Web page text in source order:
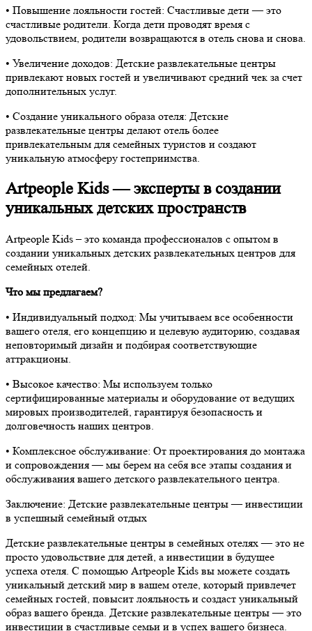
•⁠ ⁠Повышение лояльности гостей: Счастливые дети — это
счастливые родители. Когда дети проводят время с
удовольствием, родители возвращаются в отель снова и снова.
•⁠ ⁠Увеличение доходов: Детские развлекательные центры
привлекают новых гостей и увеличивают средний чек за счет
дополнительных услуг.
•⁠ ⁠Создание уникального образа отеля: Детские
развлекательные центры делают отель более
привлекательным для семейных туристов и создают
уникальную атмосферу гостеприимства.
Artpeople Kids — эксперты в создании
уникальных детских пространств
Artpeople Kids – это команда профессионалов с опытом в
создании уникальных детских развлекательных центров для
семейных отелей.
Что мы предлагаем?
•⁠ ⁠Индивидуальный подход: Мы учитываем все особенности
вашего отеля, его концепцию и целевую аудиторию, создавая
неповторимый дизайн и подбирая соответствующие
аттракционы.
•⁠ ⁠Высокое качество: Мы используем только
сертифицированные материалы и оборудование от ведущих
мировых производителей, гарантируя безопасность и
долговечность наших центров.
•⁠ ⁠Комплексное обслуживание: От проектирования до монтажа
и сопровождения — мы берем на себя все этапы создания и
обслуживания вашего детского развлекательного центра.
Заключение: Детские развлекательные центры — инвестиции
в успешный семейный отдых
Детские развлекательные центры в семейных отелях — это не
просто удовольствие для детей, а инвестиции в будущее
успеха отеля. С помощью Artpeople Kids вы можете создать
уникальный детский мир в вашем отеле, который привлечет
семейных гостей, повысит лояльность и создаст уникальный
образ вашего бренда. Детские развлекательные центры — это
инвестиции в счастливые семьи и в успех вашего бизнеса.